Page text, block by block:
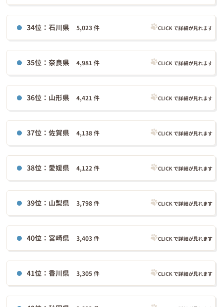
34位：石川県5,023 件
35位：奈良県4,981 件
36位：山形県4,421 件
37位：佐賀県4,138 件
38位：愛媛県4,122 件
39位：山梨県3,798 件
40位：宮崎県3,403 件
41位：香川県3,305 件